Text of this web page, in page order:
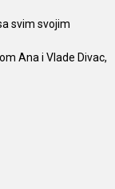
svim svojim
Ana i Vlade Divac,